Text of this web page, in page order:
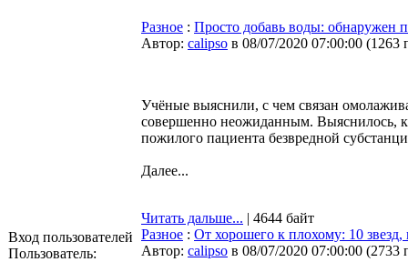
Вход пользователей
Пользователь:
Разное : Просто добавь воды: обнаружен
Автор: calipso в 08/07/2020 07:00:00 (1263
Учёные выяснили, с чем связан
совершенно неожиданным. Выяснилось,
пожилого пациента безвредной
Далее...
Читать дальше... | 4644 байт
Разное : От хорошего к плохому: 10 звезд,
Автор: calipso в 08/07/2020 07:00:00 (2733